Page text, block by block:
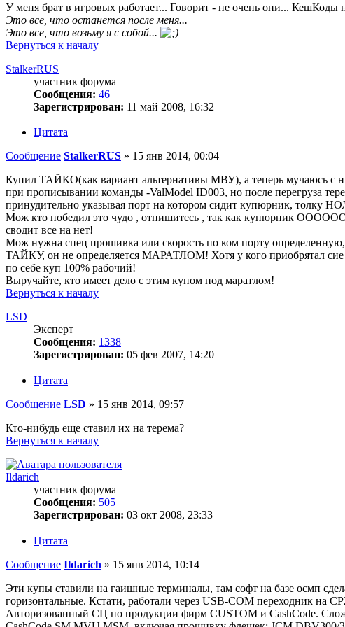
У меня брат в игровых работает... Говорит - не очень они... КешКоды
Это все, что останется после меня...
Это все, что возьму я с собой...
Вернуться к началу
StalkerRUS
участник форума
Сообщения: 46
Зарегистрирован: 11 май 2008, 16:32
Цитата
Сообщение StalkerRUS » 15 янв 2014, 00:04
Купил ТАЙКО(как вариант альтернативы МВУ), а теперь
при прописывании команды -ValModel ID003, но после перегруза
принудительно указывая порт на котором сидит купюрник, толку
Мож кто победил это чудо , отпишитесь , так как купюрник
сводит все на нет!
Мож нужна спец прошивка или скорость по ком порту
ТАЙКУ, он не определяется МАРАТЛОМ! Хотя у кого приобрятал сие
по себе куп 100% рабочий!
Выручайте, кто имеет дело с этим купом под маратлом!
Вернуться к началу
LSD
Эксперт
Сообщения: 1338
Зарегистрирован: 05 фев 2007, 14:20
Цитата
Сообщение LSD » 15 янв 2014, 09:57
Кто-нибудь еще ставил их на терема?
Вернуться к началу
Ildarich
участник форума
Сообщения: 505
Зарегистрирован: 03 окт 2008, 23:33
Цитата
Сообщение Ildarich » 15 янв 2014, 10:14
Эти купы ставили на гаишные терминалы, там софт на базе осмп
горизонтальные. Кстати, работали через USB-COM переходник на
Авторизованный СЦ по продукции фирм CUSTOM и CashCode.